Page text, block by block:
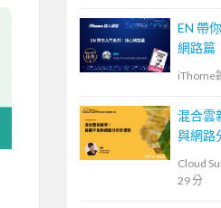
EN 帶
網路篇
iThome
混合雲
與網路
Cloud
29 分